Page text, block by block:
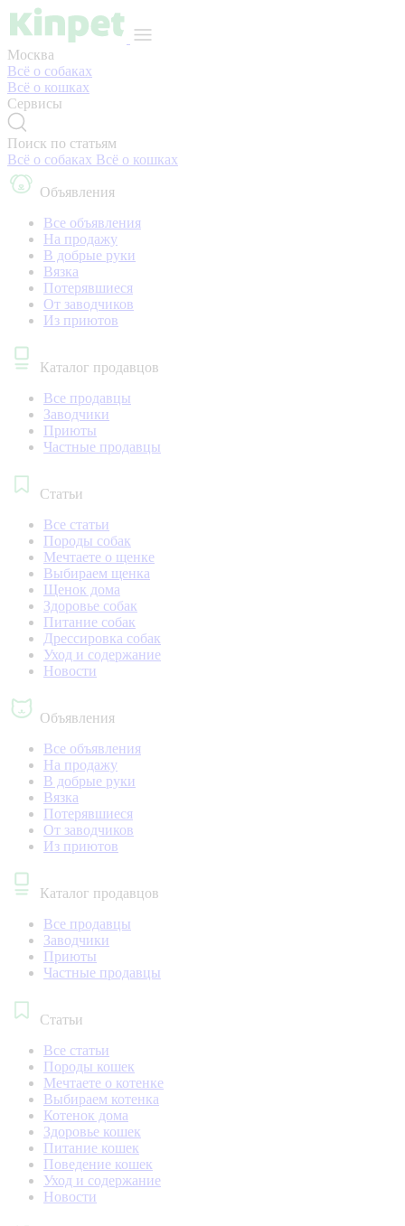
Москва
Всё о собаках
Всё о кошках
Сервисы
Поиск по статьям
Всё о собаках Всё о кошках
Объявления
Все объявления
На продажу
В добрые руки
Вязка
Потерявшиеся
От заводчиков
Из приютов
Каталог продавцов
Все продавцы
Заводчики
Приюты
Частные продавцы
Статьи
Все статьи
Породы собак
Мечтаете о щенке
Выбираем щенка
Щенок дома
Здоровье собак
Питание собак
Дрессировка собак
Уход и содержание
Новости
Объявления
Все объявления
На продажу
В добрые руки
Вязка
Потерявшиеся
От заводчиков
Из приютов
Каталог продавцов
Все продавцы
Заводчики
Приюты
Частные продавцы
Статьи
Все статьи
Породы кошек
Мечтаете о котенке
Выбираем котенка
Котенок дома
Здоровье кошек
Питание кошек
Поведение кошек
Уход и содержание
Новости